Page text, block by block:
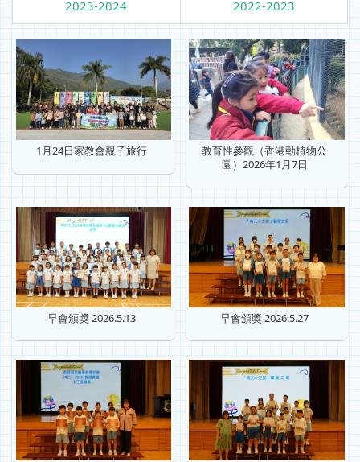
2023-2024 2022-2023
1月24日家教會親子旅行
教育性參觀（香港動植物公
園）2026年1月7日
早會頒獎 2026.5.13 早會頒獎 2026.5.27